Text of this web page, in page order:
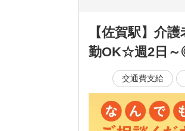
【佐賀駅】介
勤OK☆週2日
交通費支給